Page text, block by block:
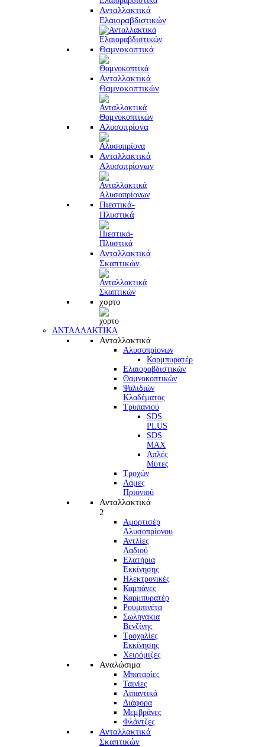
Ανταλλακτικά
Ελαιοραβδιστικών
Θαμνοκοπτικά
Ανταλλακτικά
Θαμνοκοπτικών
Αλυσοπρίονα
Ανταλλακτικά
Αλυσοπρίονων
Πιεστικά-
Πλυστικά
Ανταλλακτικά
Σκαπτικών
χορτο
ΑΝΤΑΛΛΑΚΤΙΚΑ
Ανταλλακτικά
Αλυσοπρίονων
Καρμπυρατέρ
Ελαιοραβδιστικών
Θαμνοκοπτικών
Ψαλιδιών
Κλαδέματος
Τρυπανιού
SDS
PLUS
SDS
MAX
Απλές
Μύτες
Τροχών
Λάμες
Πριονιού
Ανταλλακτικά
2
Αμορτισέρ
Αλυσοπρίονου
Αντλίες
Λαδιού
Ελατήρια
Εκκίνησης
Ηλεκτρονικές
Καμπάνες
Καρμπυρατέρ
Ρουμπινέτα
Σωληνάκια
Βενζίνης
Τροχαλίες
Εκκίνησης
Χειρόμιζες
Αναλώσιμα
Μπαταρίες
Ταινίες
Λιπαντικά
Διάφορα
Μεμβράνες
Φλάντζες
Ανταλλακτικά
Σκαπτικών